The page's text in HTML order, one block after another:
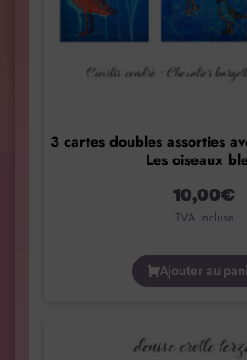
3 cartes doubles assorties
Les oiseaux
10,00€
TVA incluse
Ajouter au